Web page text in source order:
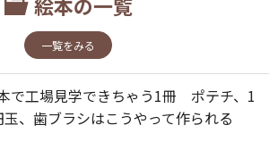
一覧をみる
で工場見学できちゃう1冊 ポテチ、1
玉、歯ブラシはこうやって作られる